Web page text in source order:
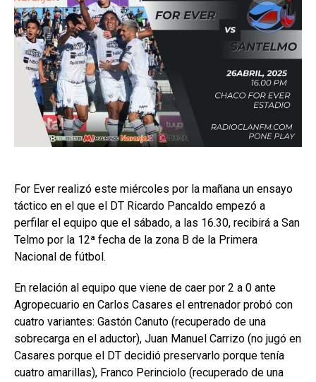
For Ever realizó este miércoles por la mañana un ensayo
táctico en el que el DT Ricardo Pancaldo empezó a
perfilar el equipo que el sábado, a las 16.30, recibirá a San
Telmo por la 12ª fecha de la zona B de la Primera
Nacional de fútbol.
En relación al equipo que viene de caer por 2 a 0 ante
Agropecuario en Carlos Casares el entrenador probó con
cuatro variantes: Gastón Canuto (recuperado de una
sobrecarga en el aductor), Juan Manuel Carrizo (no jugó en
Casares porque el DT decidió preservarlo porque tenía
cuatro amarillas), Franco Perinciolo (recuperado de una